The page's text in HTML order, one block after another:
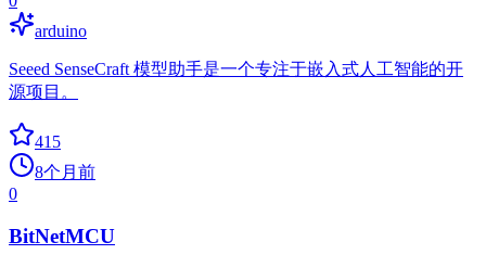
arduino
Seeed SenseCraft 模型助手是一个专注于嵌入式人工智能的开
源项目。
415
8个月前
0
BitNetMCU